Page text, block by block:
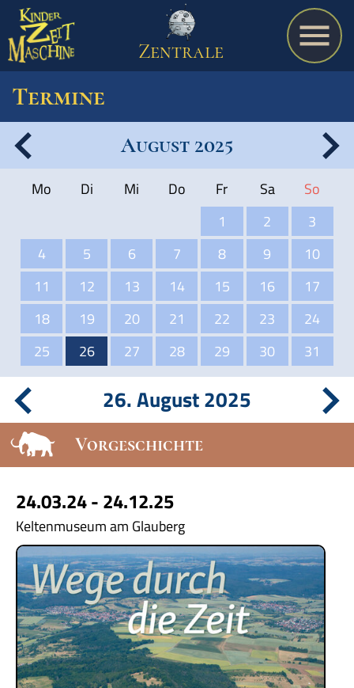
Spiel
Termine
Schulmaterialien
Zentrale
Termine
August 2025
Mo Di Mi Do Fr Sa
So
1
2
3
4
5 6 7 8 9
10
11
12 13 14 15 16
17
18
19 20 21 22 23
24
25
26 27 28 29 30 31
26. August 2025
Vorgeschichte
24.03.24 - 24.12.25
Keltenmuseum am Glauberg